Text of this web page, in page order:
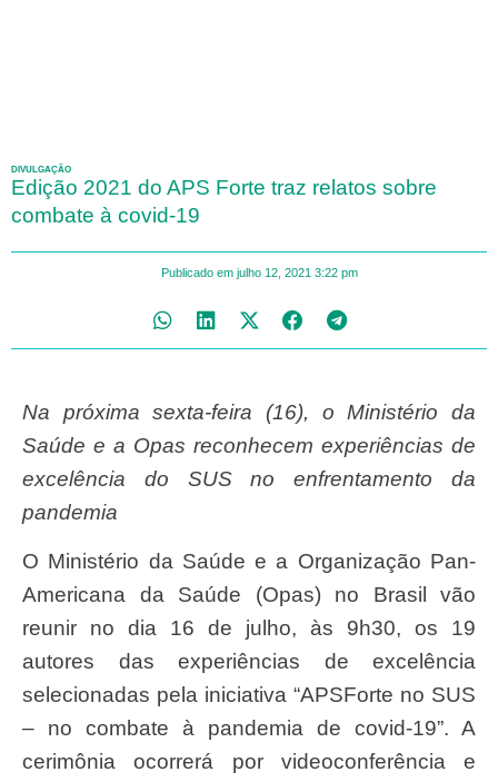
DIVULGAÇÃO
Edição 2021 do APS Forte traz relatos sobre
combate à covid-19
Publicado em julho 12, 2021 3:22 pm
Na próxima sexta-feira (16), o Ministério da
Saúde e a Opas reconhecem experiências de
excelência do SUS no enfrentamento da
pandemia
O Ministério da Saúde e a Organização Pan-
Americana da Saúde (Opas) no Brasil vão
reunir no dia 16 de julho, às 9h30, os 19
autores das experiências de excelência
selecionadas pela iniciativa “APSForte no SUS
– no combate à pandemia de covid-19”. A
cerimônia ocorrerá por videoconferência e